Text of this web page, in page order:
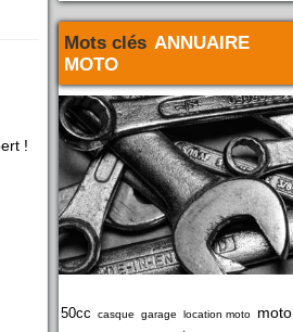
Mots clés ANNUAIRE
MOTO
50cc casque garage location moto moto
!